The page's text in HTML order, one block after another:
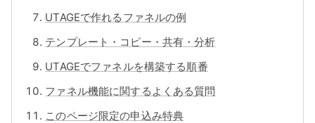
UTAGEで作れるファネルの例
テンプレート・コピー・共有・分析
UTAGEでファネルを構築する順番
ファネル機能に関するよくある質問
このページ限定の申込み特典